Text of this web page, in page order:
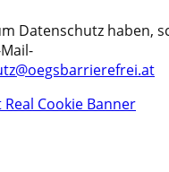
Datenschutz haben,
Cookie Banner